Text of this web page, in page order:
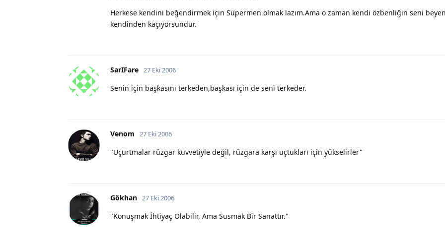
Herkese kendini beğendirmek için Süpermen olmak lazım.Ama o zaman kendi özbenliğin seni
kendinden kaçıyorsundur.
SarIFare 27 Eki 2006
Senin için başkasını terkeden,başkası için de seni terkeder.
Venom 27 Eki 2006
"Uçurtmalar rüzgar kuvvetiyle değil, rüzgara karşı uçtukları için yükselirler"
Gökhan 27 Eki 2006
"Konuşmak İhtiyaç Olabilir, Ama Susmak Bir Sanattır."